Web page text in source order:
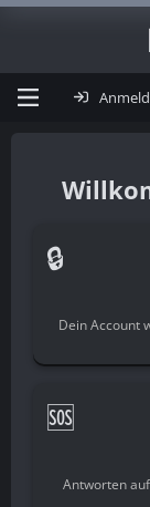
🔒
Dein Account
🆘
Antworten